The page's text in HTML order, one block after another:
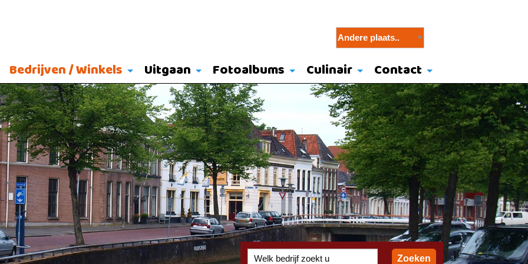
Bedrijven / Winkels Uitgaan Fotoalbums Culinair Contact